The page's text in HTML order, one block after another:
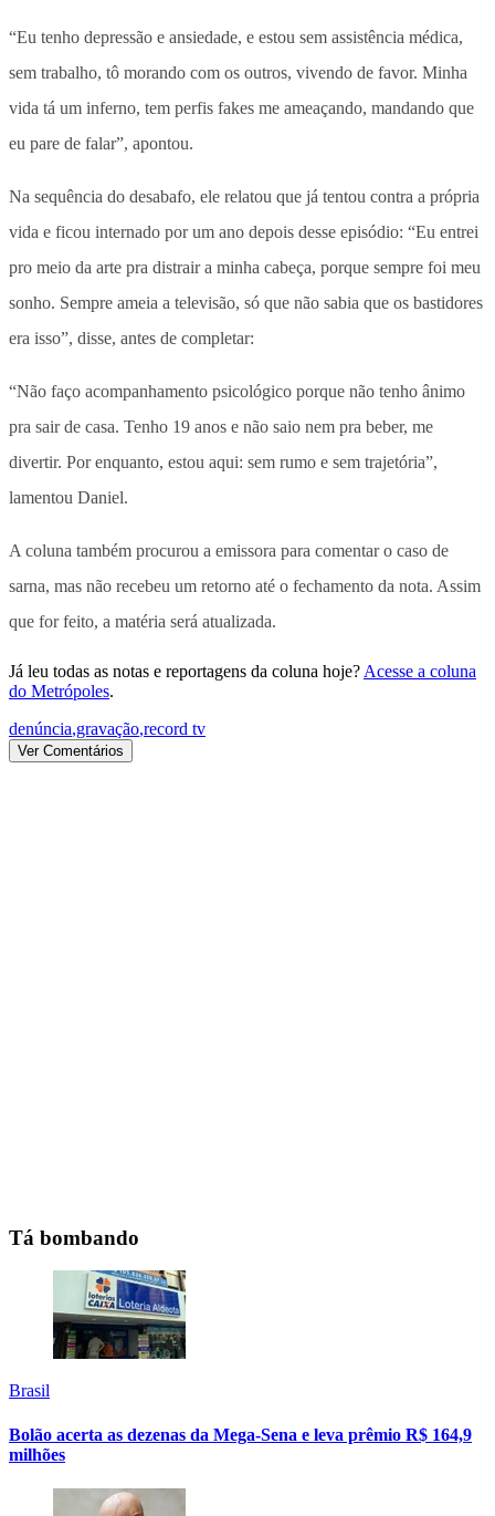
“Eu tenho depressão e ansiedade, e estou sem assistência médica,
sem trabalho, tô morando com os outros, vivendo de favor. Minha
vida tá um inferno, tem perfis fakes me ameaçando, mandando que
eu pare de falar”, apontou.
Na sequência do desabafo, ele relatou que já tentou contra a própria
vida e ficou internado por um ano depois desse episódio: “Eu entrei
pro meio da arte pra distrair a minha cabeça, porque sempre foi meu
sonho. Sempre ameia a televisão, só que não sabia que os bastidores
era isso”, disse, antes de completar:
“Não faço acompanhamento psicológico porque não tenho ânimo
pra sair de casa. Tenho 19 anos e não saio nem pra beber, me
divertir. Por enquanto, estou aqui: sem rumo e sem trajetória”,
lamentou Daniel.
A coluna também procurou a emissora para comentar o caso de
sarna, mas não recebeu um retorno até o fechamento da nota. Assim
que for feito, a matéria será atualizada.
Já leu todas as notas e reportagens da coluna hoje? Acesse a coluna
do Metrópoles.
denúncia,gravação,record tv
Ver Comentários
Tá bombando
Brasil
Bolão acerta as dezenas da Mega-Sena e leva prêmio R$ 164,9
milhões